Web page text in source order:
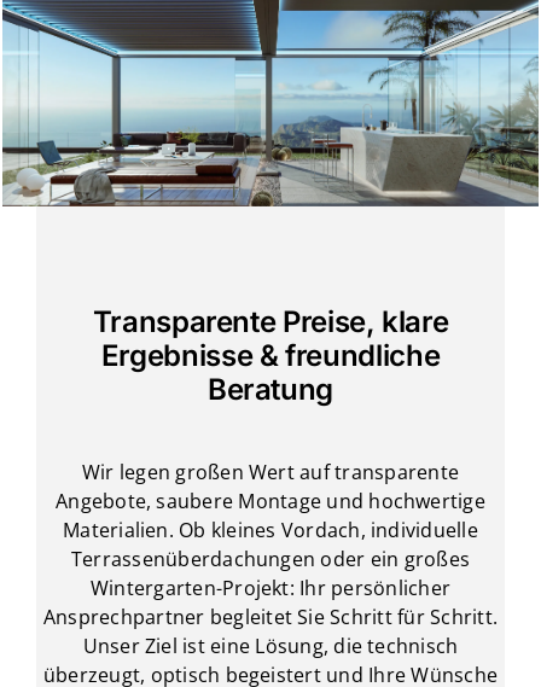
Transparente Preise, klare
Ergebnisse & freundliche
Beratung
Wir legen großen Wert auf transparente
Angebote, saubere Montage und hochwertige
Materialien. Ob kleines Vordach, individuelle
Terrassenüberdachungen oder ein großes
Wintergarten-Projekt: Ihr persönlicher
Ansprechpartner begleitet Sie Schritt für Schritt.
Unser Ziel ist eine Lösung, die technisch
überzeugt, optisch begeistert und Ihre Wünsche